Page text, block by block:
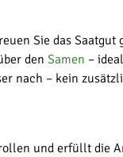
Sie das
den Samen –
nach – kein
und erfüllt die